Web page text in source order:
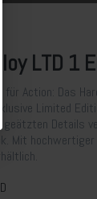
LTD 1
Action: Das
Limited
geätzten Details
Mit